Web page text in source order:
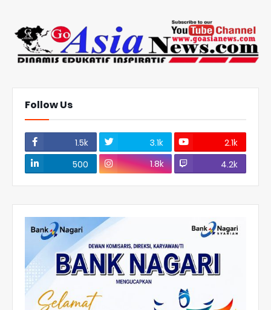
Follow Us
1.5k 3.1k
2.1k
500
1.8k 4.2k